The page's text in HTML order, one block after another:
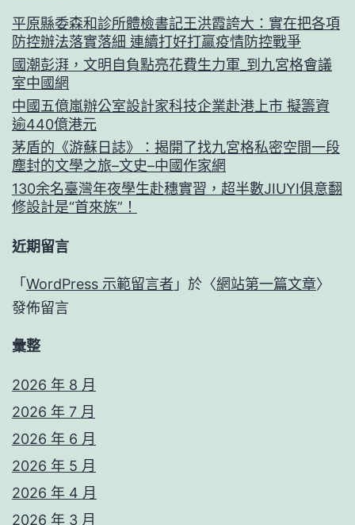
平原縣委森和診所體檢書記王洪霞誇大：實在把各項
防控辦法落實落細 連續打好打贏疫情防控戰爭
國潮彭湃，文明自負點亮花費生力軍_到九宮格會議
室中國網
中國五億嵐辦公室設計家科技企業赴港上市 擬籌資
逾440億港元
茅盾的《游蘇日誌》：揭開了找九宮格私密空間一段
塵封的文學之旅–文史–中國作家網
130余名臺灣年夜學生赴穗實習，超半數JIUYI俱意翻
修設計是“首來族”！
近期留言
「 WordPress 示範留言者 」於〈網站第一篇文章〉
發佈留言
彙整
2026 年 8 月
2026 年 7 月
2026 年 6 月
2026 年 5 月
2026 年 4 月
2026 年 3 月